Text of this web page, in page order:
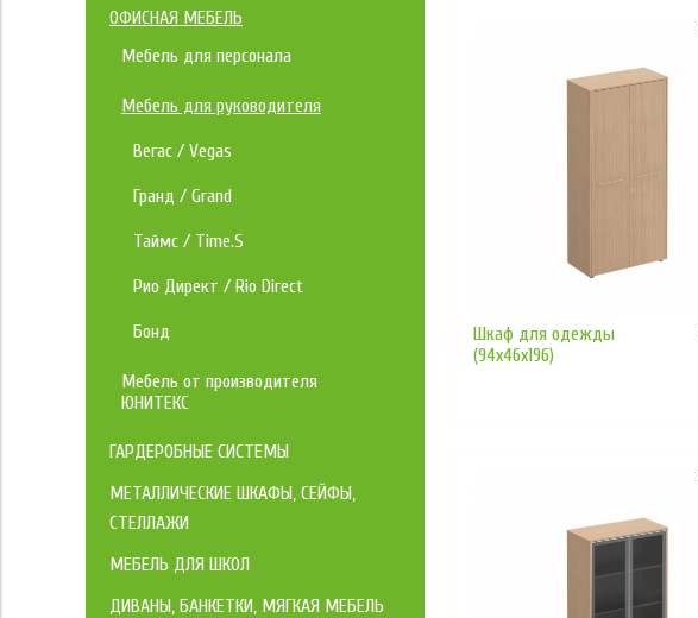
Коллекция кресел МКС
Кресла Йога / YOGA
Компьютерные кресла
Кресла руководителей
Кресла для геймеров
Конференц кресла
Многоместные кресла
Стулья для офиса
Складные стулья
Аксессуары для кресел
Комплектующие для кресел
Опора для спины
ОФИСНАЯ МЕБЕЛЬ
Мебель для персонала
Лайн / Line
Агат
Рио / Rio Base
Ворк / Work
Лофт
Лидер
Мебель для руководителя
Вегас / Vegas
Гранд / Grand
Таймс / Time.S
Рио Директ / Rio Direct
Бонд
Мебель от производителя
ЮНИТЕКС
ГАРДЕРОБНЫЕ СИСТЕМЫ
Титан-GS
Наборные элементы Титан - GS
Готовые комплекты
МЕТАЛЛИЧЕСКИЕ ШКАФЫ, СЕЙФЫ,
СТЕЛЛАЖИ
Металлические шкафы
Архивные шкафы
Сейфы
МЕБЕЛЬ ДЛЯ ШКОЛ
Ученические стулья
ДИВАНЫ, БАНКЕТКИ, МЯГКАЯ МЕБЕЛЬ
Шкаф для одежды
(94x46x196)